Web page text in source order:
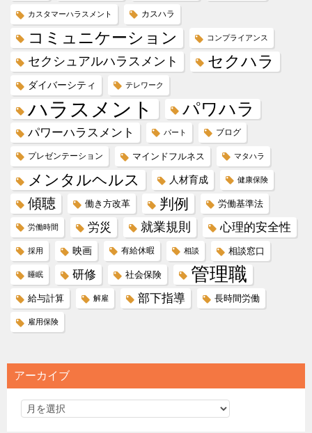
カスタマーハラスメント カスハラ
コミュニケーション コンプライアンス
セクシュアルハラスメント セクハラ
ダイバーシティ テレワーク
ハラスメント パワハラ
パワーハラスメント パート ブログ
プレゼンテーション マインドフルネス マタハラ
メンタルヘルス 人材育成 健康保険
傾聴 働き方改革 判例 労働基準法
労働時間 労災 就業規則 心理的安全性
採用 映画 有給休暇 相談 相談窓口
睡眠 研修 社会保険 管理職
給与計算 解雇 部下指導 長時間労働
雇用保険
アーカイブ